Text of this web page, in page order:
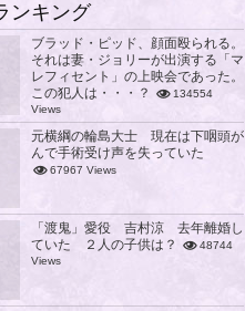
ンキング
ブラッド・ピッド、顔面殴られる。
それは妻・ジョリーが出演する「マ
レフィセント」の上映会であった。
この犯人は・・・？
134554
Views
元横綱の輪島大士 現在は下咽頭が
んで手術受け声を失っていた
67967 Views
「渡鬼」愛役 吉村涼 去年離婚し
ていた ２人の子供は？
48744
Views